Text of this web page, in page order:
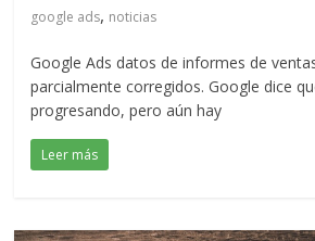
google ads, noticias
Google Ads datos de informes de
parcialmente corregidos. Google dice
progresando, pero aún hay
Leer más